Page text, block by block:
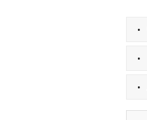
·
·
·